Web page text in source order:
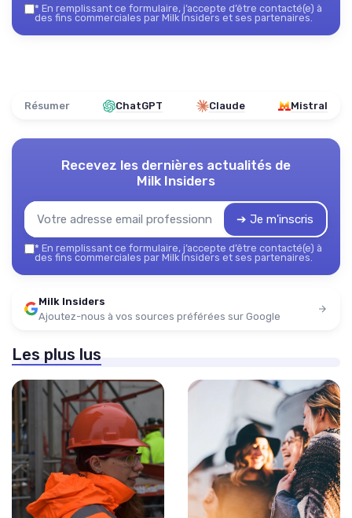
* En remplissant ce formulaire, j’accepte d’être contacté(e) à
des fins commerciales par Milk Insiders et ses partenaires.
Résumer ChatGPT Claude Mistral
Recevez les dernières actualités de
Milk Insiders
➔ Je m'inscris
* En remplissant ce formulaire, j’accepte d’être contacté(e) à
des fins commerciales par Milk Insiders et ses partenaires.
Milk Insiders
Ajoutez-nous à vos sources préférées sur Google
Les plus lus